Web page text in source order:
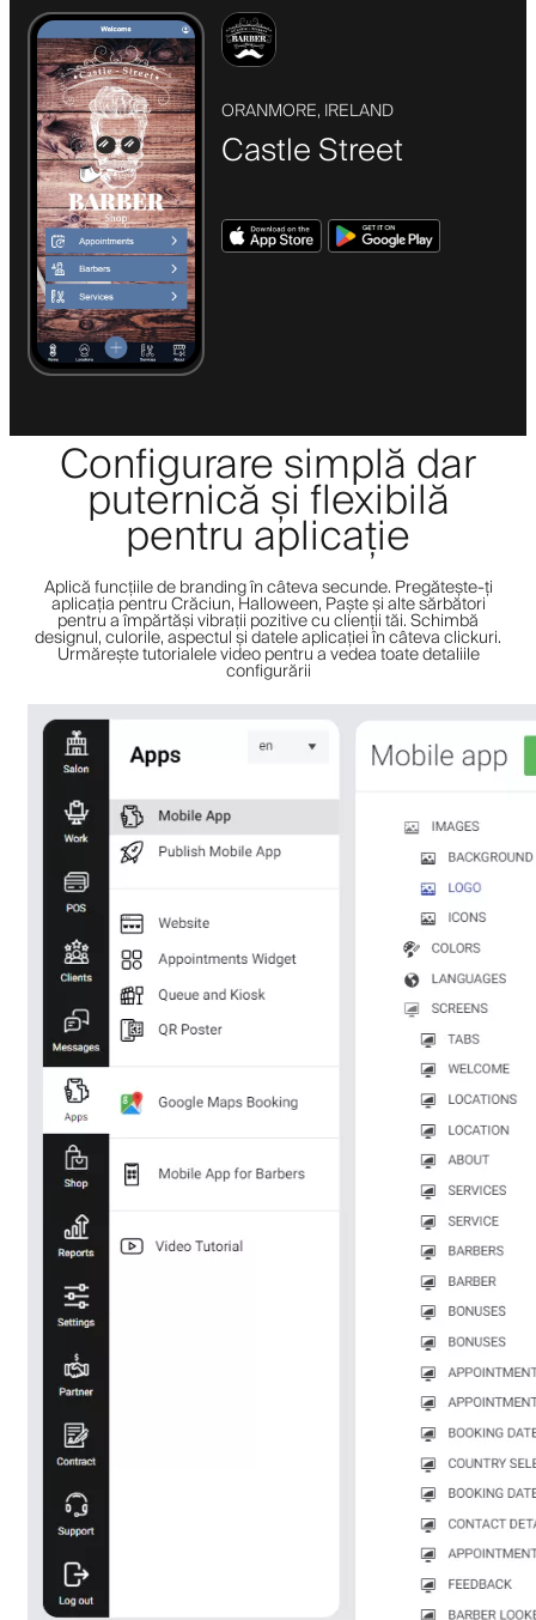
ORANMORE, IRELAND
Castle Street
Configurare simplă dar
puternică și flexibilă
pentru aplicație
Aplică funcțiile de branding în câteva secunde. Pregătește-ți
aplicația pentru Crăciun, Halloween, Paște și alte sărbători
pentru a împărtăși vibrații pozitive cu clienții tăi. Schimbă
designul, culorile, aspectul și datele aplicației în câteva clickuri.
Urmărește tutorialele video pentru a vedea toate detaliile
configurării